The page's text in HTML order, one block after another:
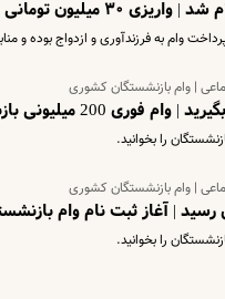
پرداخت وام به فرزندآوری و ازدواج بوده
| وام بازنشستگان کشوری
با شرایط فوق العاده
را بخوانید.
| وام بازنشستگان کشوری
| آغاز ثبت نام وام
را بخوانید.